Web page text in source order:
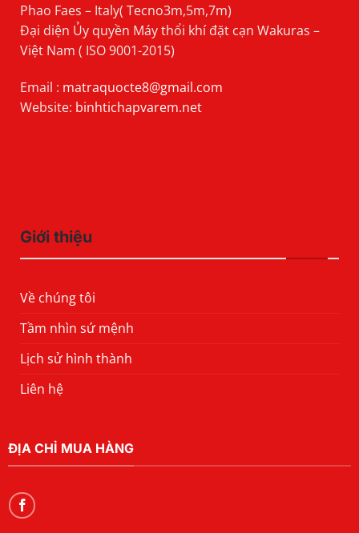
Phao Faes – Italy( Tecno3m,5m,7m)
Đại diện Ủy quyền Máy thổi khí đặt cạn Wakuras –
Việt Nam ( ISO 9001-2015)
Email : matraquocte8@gmail.com
Website: binhtichapvarem.net
Giới thiệu
Về chúng tôi
Tầm nhìn sứ mệnh
Lịch sử hình thành
Liên hệ
ĐỊA CHỈ MUA HÀNG